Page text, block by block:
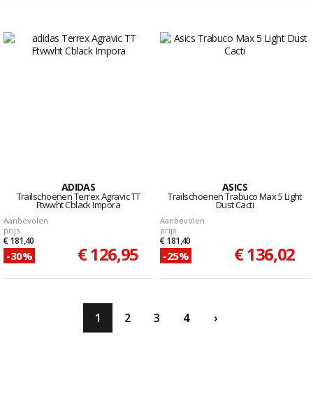
ADIDAS
Trailschoenen Terrex Agravic TT
Ftwwht Cblack Impora
Aanbevolen
prijs
€ 181,40
-30% € 126,95
ASICS
Trailschoenen Trabuco Max 5 Light
Dust Cacti
Aanbevolen
prijs
€ 181,40
-25% € 136,02
1 2 3 4 ›